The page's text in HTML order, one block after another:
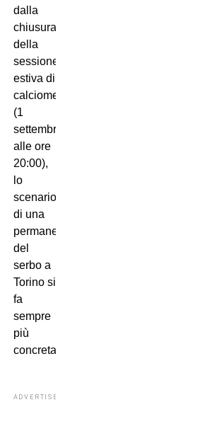
dalla
chiusura
della
sessione
estiva di
calciomercato
(1
settembre
alle ore
20:00),
lo
scenario
di una
permanenza
del
serbo a
Torino si
fa
sempre
più
concreta.
ADVERTISEMENT